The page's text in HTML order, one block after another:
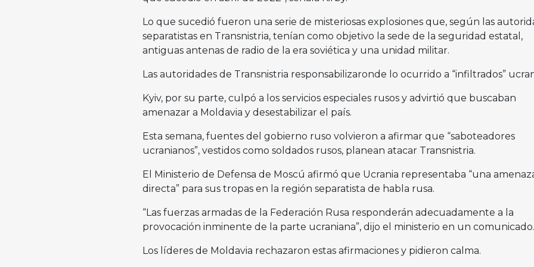
Lo que sucedió fueron una serie de misteriosas explosiones que, según las
separatistas en Transnistria, tenían como objetivo la sede de la seguridad estatal,
antiguas antenas de radio de la era soviética y una unidad militar.
Las autoridades de Transnistria responsabilizaronde lo ocurrido a “infiltrados”
Kyiv, por su parte, culpó a los servicios especiales rusos y advirtió que buscaban
amenazar a Moldavia y desestabilizar el país.
Esta semana, fuentes del gobierno ruso volvieron a afirmar que “saboteadores
ucranianos”, vestidos como soldados rusos, planean atacar Transnistria.
El Ministerio de Defensa de Moscú afirmó que Ucrania representaba “una
directa” para sus tropas en la región separatista de habla rusa.
“Las fuerzas armadas de la Federación Rusa responderán adecuadamente a la
provocación inminente de la parte ucraniana”, dijo el ministerio en un comunicado.
Los líderes de Moldavia rechazaron estas afirmaciones y pidieron calma.